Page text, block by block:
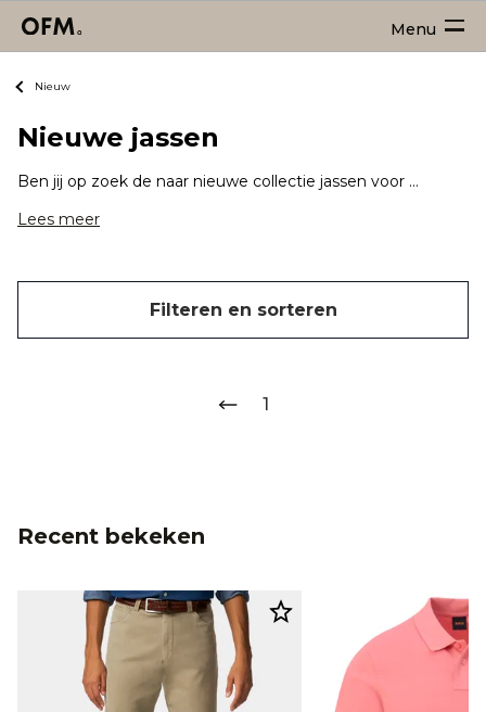
Menu
Nieuw
Nieuwe jassen
Ben jij op zoek de naar nieuwe collectie jassen voor heren? Dan ben je hier aan het juiste adres! Regen of zonneschijn, voor iedere temperatuur vind je een geschikte nieuwe jas en loop jij erbij volgens de allerlaatste jassen trends.
Lees meer
Filteren en sorteren
1
Recent bekeken